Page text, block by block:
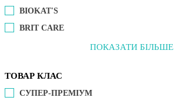
BIOKAT'S
BRIT CARE
ПОКАЗАТИ БІЛЬШЕ
ТОВАР КЛАС
СУПЕР-ПРЕМІУМ